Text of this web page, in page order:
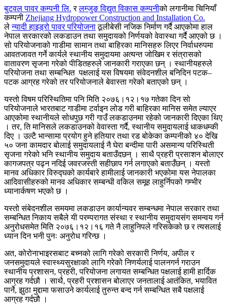
बुटवल पावर कम्पनी लि. रलम्जुङ विद्युत विकास कम्पनीको लगानीमा चिनियाँ
कम्पनी Zhejiang Hydropower Construction and Installation Co.
लेन्यादी हाइड्रो पावर परियोजनाठूलीबेसी नजिक निर्माण गर्दै आएकोमा हाल
नेपाल सरकारको लकडाउन तथा समुदायको निर्णयको वेवास्था गर्दै आएको छ ।
सो परियोजनाको गाडीमा सामान तथा बाहिरका मानिसहरु लिएर निर्वाधरुपमा
आवतजावत गर्ने कार्यले स्थानीय समुदायमा अत्यन्त जोखिम र संत्रासको
वातावरण सृजना गरेको पीडितहरुले जानकारी गराएका छन् । स्थानीयहरुले
परियोजना तथा सम्बन्धित पक्षलाई यस विषयमा संवेदनशील बनिदिन पटक–
पटक आग्रह गरेको तर परियोजनाले बेवास्ता गरेको बताएको छन् ।
यस्तो विषम परिस्थितिमा पनि मिति २०७६।१२।१७ गतेका दिन सो
परियोजनाले भारतबाट गाडीमा टर्वाइन लोड गरी बाहिरका मानिस समेत ल्याएर
आएकोमा स्थानीयले सोधपुछ गरी गाउँ लकडाउनमा रहेको जानकारी दिएका थिए
। तर, ति मानिसले लकडाउनको वेवास्ता गर्दै, स्थानीय समुदायलाई धाकधम्की
दिए । उल्टै भान्सामा प्रयोग हुने हतियार तथा रड बोकेका कम्पनीको ४० देखि
५० जना कामदार बोलाई समुदायलाई नै घेरा बन्दीमा पारी असमान्य परिस्थिती
सृजना गरेको भनि स्थानीय समुदाय बताउँदछन् । साथै प्रहरी प्रसाशन बोलाएर
कागजपत्र पढ्न नदिई जवरजस्ती सहीछाप गर्न लगाएको बताउँछन् । यस्तो
मानव अधिकार विरुद्घको कार्यबारे हामीलाई जानकारी भएकोमा यस नेपालका
आदिवासीहरुको मानव अधिकार सम्बन्धी वकिल समूह लाहुर्निपको गम्भीर
ध्यानार्कषण भएको छ ।
यस्तो संबेदनशील समयमा लकडाउन कार्यान्यवर सम्बन्धमा नेपाल सरकार तथा
सम्बन्धित निकाय सबैले यी परम्परागत संस्था र स्थानीय समुदायसंग समन्वय गर्न
अनुरोधसमेत मिति २०७६।१२।१६ गते नै लाहुनिपले गरिसकेको छ र त्यसलाई
ध्यान दिन भनी पुनः अनुरोध गरिन्छ ।
अत, कोरोनाभाइरसबाट बच्नको लागि गरेको सरकारी निर्णय, अपील र
जनसमुदायले स्वास्थ्यसुरक्षाको लागि गरेको निणर्यलाई पालनगर्न गराउन
स्थानीय प्रशासन, प्रहरी, परियोजना लगायत सम्बन्धित पक्षलाई हामी हार्दिक
आग्रह गर्दछौ । साथै, प्रहरी प्रशासन बोलाएर जनतालाई आतंकित, भयावित
पार्ने, झुठा मुद्दामा फसाउने कार्यलाई तुरुन्त बन्द गर्न सम्बन्धित सबै पक्षलाई
आग्रह गर्दछौ ।